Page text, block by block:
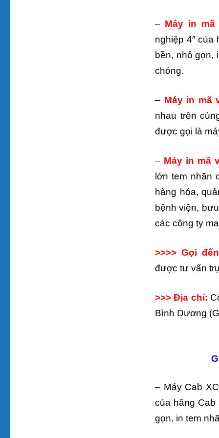
– Máy in mã
nghiệp 4″ của
bền, nhỏ gọn,
chóng.
– Máy in mã
nhau trên
được gọi là
– Máy in mã
lớn tem nhãn
hàng hóa,
bệnh viện,
các công ty
>>>> Gọi
được tư vấn
>>> Địa chỉ:
Bình Dương
– Máy Cab
của hãng Cab
gọn, in tem